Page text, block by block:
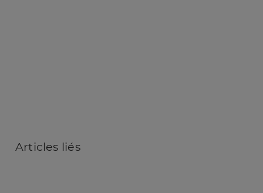
Articles liés